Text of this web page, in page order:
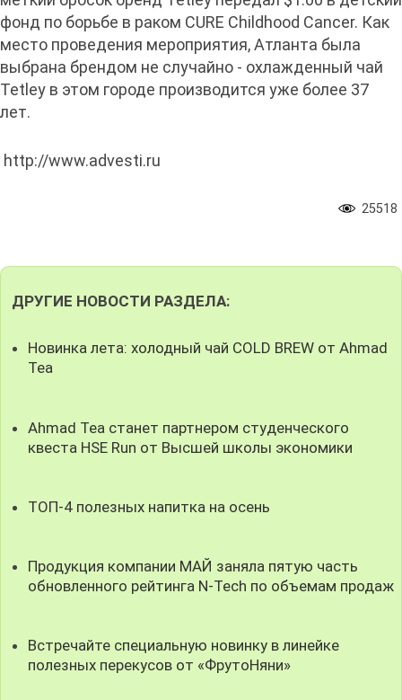
фонд по борьбе в раком CURE Childhood Cancer. Как
место проведения мероприятия, Атланта была
выбрана брендом не случайно - охлажденный чай
Tetley в этом городе производится уже более 37
лет.
http://www.advesti.ru
25518
ДРУГИЕ НОВОСТИ РАЗДЕЛА:
Новинка лета: холодный чай COLD BREW от Ahmad
Tea
Ahmad Tea станет партнером студенческого
квеста HSE Run от Высшей школы экономики
ТОП-4 полезных напитка на осень
Продукция компании МАЙ заняла пятую часть
обновленного рейтинга N-Tech по объемам продаж
Встречайте специальную новинку в линейке
полезных перекусов от «ФрутоНяни»